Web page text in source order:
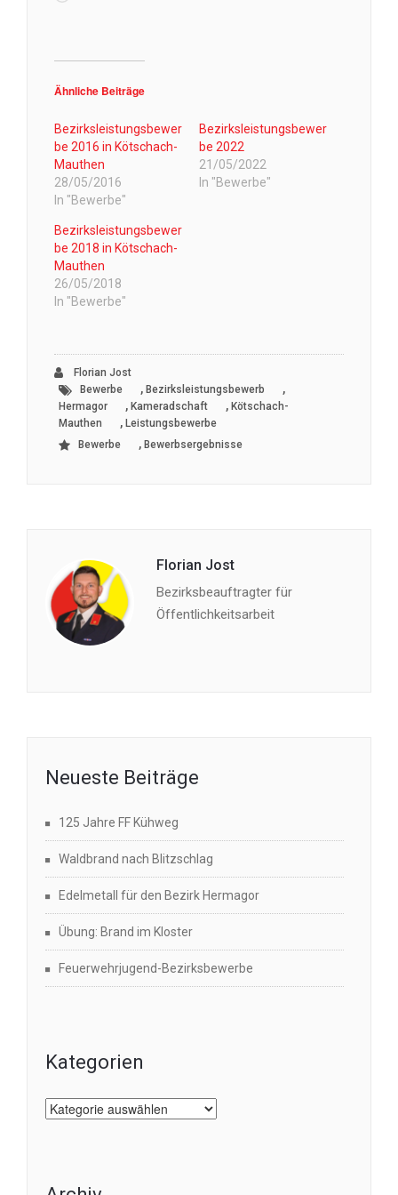
Ähnliche Beiträge
Bezirksleistungsbewer
be 2016 in Kötschach-
Mauthen
28/05/2016
In "Bewerbe"
Bezirksleistungsbewer
be 2022
21/05/2022
In "Bewerbe"
Bezirksleistungsbewer
be 2018 in Kötschach-
Mauthen
26/05/2018
In "Bewerbe"
Florian Jost
Bewerbe
, Bezirksleistungsbewerb ,
Hermagor , Kameradschaft , Kötschach-
Mauthen
, Leistungsbewerbe
Bewerbe
, Bewerbsergebnisse
Florian Jost
Bezirksbeauftragter für
Öffentlichkeitsarbeit
Neueste Beiträge
125 Jahre FF Kühweg
Waldbrand nach Blitzschlag
Edelmetall für den Bezirk Hermagor
Übung: Brand im Kloster
Feuerwehrjugend-Bezirksbewerbe
Kategorien
Kategorien